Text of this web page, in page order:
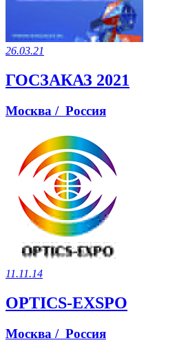
26.03.21
ГОСЗАКАЗ 2021
Москва / Россия
11.11.14
OPTICS-EXSPO
Москва / Россия